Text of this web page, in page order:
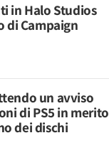
in Halo Studios
di Campaign
un avviso
di PS5 in merito
dei dischi